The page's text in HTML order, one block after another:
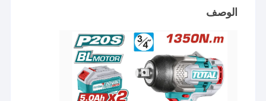
الوصف